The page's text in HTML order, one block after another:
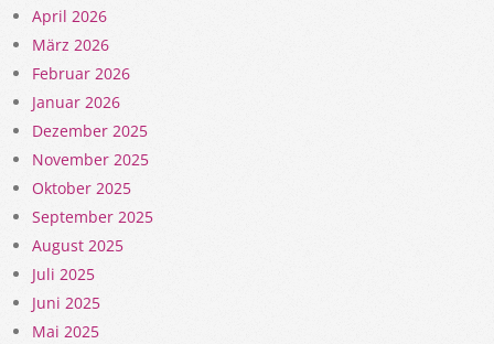
April 2026
März 2026
Februar 2026
Januar 2026
Dezember 2025
November 2025
Oktober 2025
September 2025
August 2025
Juli 2025
Juni 2025
Mai 2025